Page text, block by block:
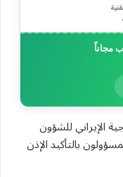
مجاناً
الإيراني للشؤون
بالتأكيد الإذن